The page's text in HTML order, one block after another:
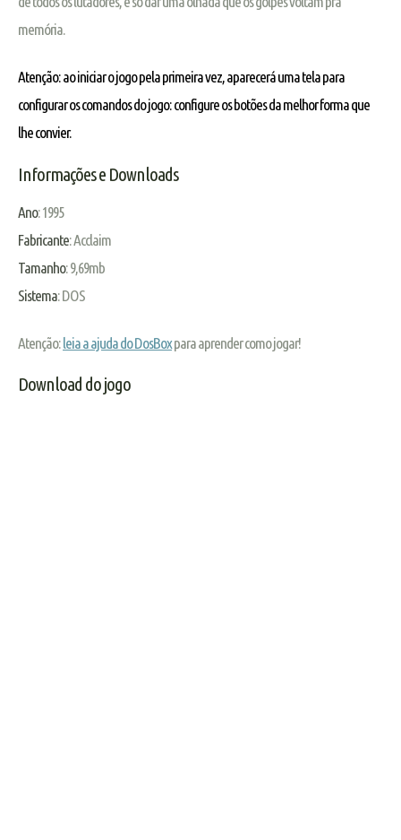
memória.
Atenção: ao iniciar o jogo pela primeira vez, aparecerá uma tela para
configurar os comandos do jogo: configure os botões da melhor forma que
lhe convier.
Informações e Downloads
Ano: 1995
Fabricante: Acclaim
Tamanho: 9,69mb
Sistema: DOS
Atenção:leia a ajuda do DosBoxpara aprender como jogar!
Download do jogo